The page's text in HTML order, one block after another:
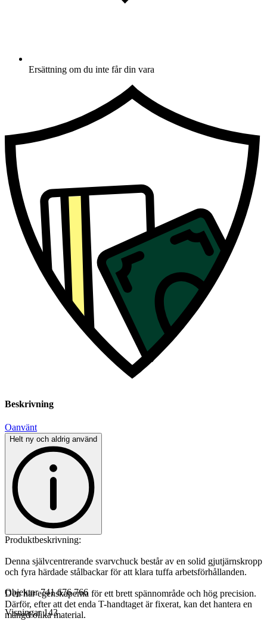
Ersättning om du inte får din vara
Beskrivning
Oanvänt
Helt ny och aldrig använd
Produktbeskrivning:
Denna självcentrerande svarvchuck består av en solid gjutjärnskropp
och fyra härdade stålbackar för att klara tuffa arbetsförhållanden.
Den har egenskaperna för ett brett spännområde och hög precision.
Därför, efter att det enda T-handtaget är fixerat, kan det hantera en
mängd olika material.
Objektnr 741 676 766
Visningar 143